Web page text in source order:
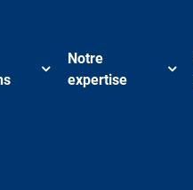
Notre
expertise